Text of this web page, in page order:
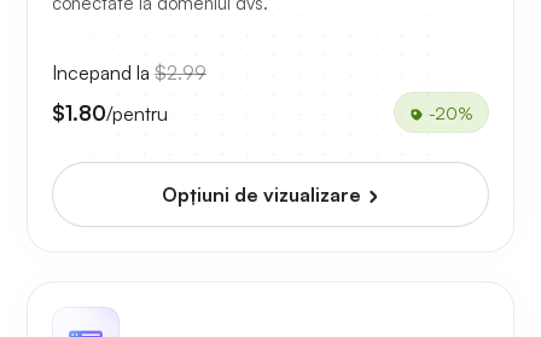
Incepand la $2.99
$1.80/pentru -20%
Opțiuni de vizualizare